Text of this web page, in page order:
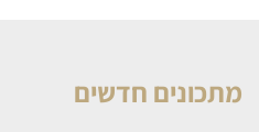
מתכונים חדשים